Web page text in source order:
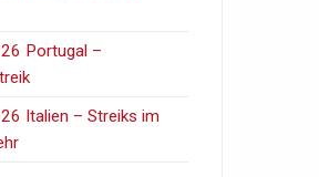
Portugal –
Italien – Streiks im